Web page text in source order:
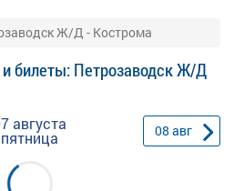
Ж/Д - Кострома
и билеты: Петрозаводск Ж/Д
августа
пятница 08 авг